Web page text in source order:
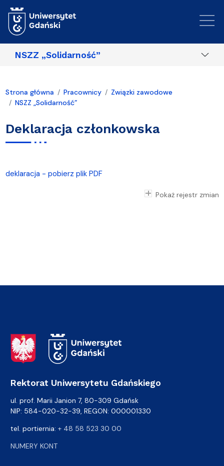
NSZZ „Solidarność”
Strona główna Pracownicy
Związki zawodowe
NSZZ „Solidarność”
Deklaracja członkowska
deklaracja - pobierz plik PDF
Pokaż rejestr zmian
Adres Rektoratu
Rektorat Uniwersytetu Gdańskiego
ul. prof. Marii Janion 7, 80-309 Gdańsk
NIP: 584-020-32-39, REGON: 000001330
tel. portiernia: + 48 58 523 30 00
NUMERY KONT